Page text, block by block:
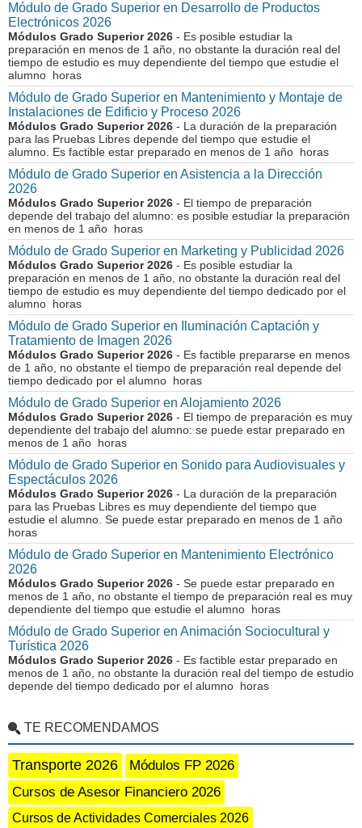
Módulo de Grado Superior en Desarrollo de Productos
Electrónicos 2026
Módulos Grado Superior 2026 - Es posible estudiar la
preparación en menos de 1 año, no obstante la duración real del
tiempo de estudio es muy dependiente del tiempo que estudie el
alumno horas
Módulo de Grado Superior en Mantenimiento y Montaje de
Instalaciones de Edificio y Proceso 2026
Módulos Grado Superior 2026 - La duración de la preparación
para las Pruebas Libres depende del tiempo que estudie el
alumno. Es factible estar preparado en menos de 1 año horas
Módulo de Grado Superior en Asistencia a la Dirección
2026
Módulos Grado Superior 2026 - El tiempo de preparación
depende del trabajo del alumno: es posible estudiar la preparación
en menos de 1 año horas
Módulo de Grado Superior en Marketing y Publicidad 2026
Módulos Grado Superior 2026 - Es posible estudiar la
preparación en menos de 1 año, no obstante la duración real del
tiempo de estudio es muy dependiente del tiempo dedicado por el
alumno horas
Módulo de Grado Superior en Iluminación Captación y
Tratamiento de Imagen 2026
Módulos Grado Superior 2026 - Es factible prepararse en menos
de 1 año, no obstante el tiempo de preparación real depende del
tiempo dedicado por el alumno horas
Módulo de Grado Superior en Alojamiento 2026
Módulos Grado Superior 2026 - El tiempo de preparación es muy
dependiente del trabajo del alumno: se puede estar preparado en
menos de 1 año horas
Módulo de Grado Superior en Sonido para Audiovisuales y
Espectáculos 2026
Módulos Grado Superior 2026 - La duración de la preparación
para las Pruebas Libres es muy dependiente del tiempo que
estudie el alumno. Se puede estar preparado en menos de 1 año
horas
Módulo de Grado Superior en Mantenimiento Electrónico
2026
Módulos Grado Superior 2026 - Se puede estar preparado en
menos de 1 año, no obstante el tiempo de preparación real es muy
dependiente del tiempo que estudie el alumno horas
Módulo de Grado Superior en Animación Sociocultural y
Turística 2026
Módulos Grado Superior 2026 - Es factible estar preparado en
menos de 1 año, no obstante la duración real del tiempo de estudio
depende del tiempo dedicado por el alumno horas
TE RECOMENDAMOS
Transporte 2026
Módulos FP 2026
Cursos de Asesor Financiero 2026
Cursos de Actividades Comerciales 2026